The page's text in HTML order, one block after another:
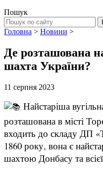
Пошук
Головна > Новини >
Де розташована
шахта України?
11 серпня 2023
Найстаріша
розташована в місті
входить до складу ДП
1860 року, вона є
шахтою Донбасу та